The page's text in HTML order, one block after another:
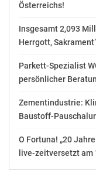
Österreichs!
Insgesamt 2,093
Herrgott,
Parkett-Spezialist
persönlicher
Zementindustrie:
Baustoff-
O Fortuna! „20
live-zeitversetzt am